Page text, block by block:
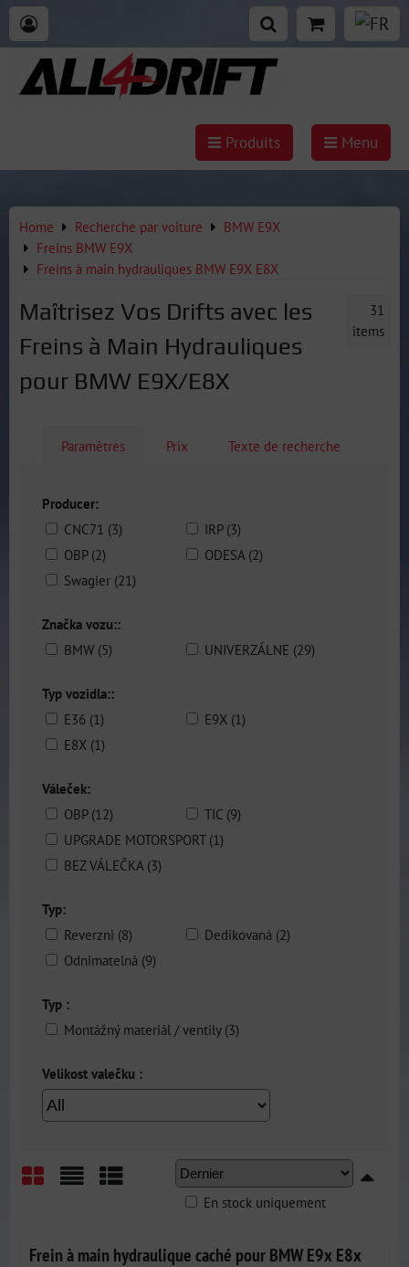
Produits Menu
Home Recherche par voiture
BMW E9X
Freins BMW E9X
Freins à main hydrauliques BMW E9X E8X
Maîtrisez Vos Drifts avec les
Freins à Main Hydrauliques
pour BMW E9X/E8X
31
items
Paramètres Prix Texte de recherche
Producer:
CNC71 (3)
IRP (3)
OBP (2)
ODESA (2)
Swagier (21)
Značka vozu::
BMW (5)
UNIVERZÁLNE (29)
Typ vozidla::
E36 (1)
E9X (1)
E8X (1)
Váleček:
OBP (12)
TIC (9)
UPGRADE MOTORSPORT (1)
BEZ VÁLEČKA (3)
Typ:
Reverzni (8)
Dedikovaná (2)
Odnimatelná (9)
Typ :
Montážný materiál / ventily (3)
Velikost valečku :
En stock uniquement
Frein à main hydraulique caché pour BMW E9x E8x